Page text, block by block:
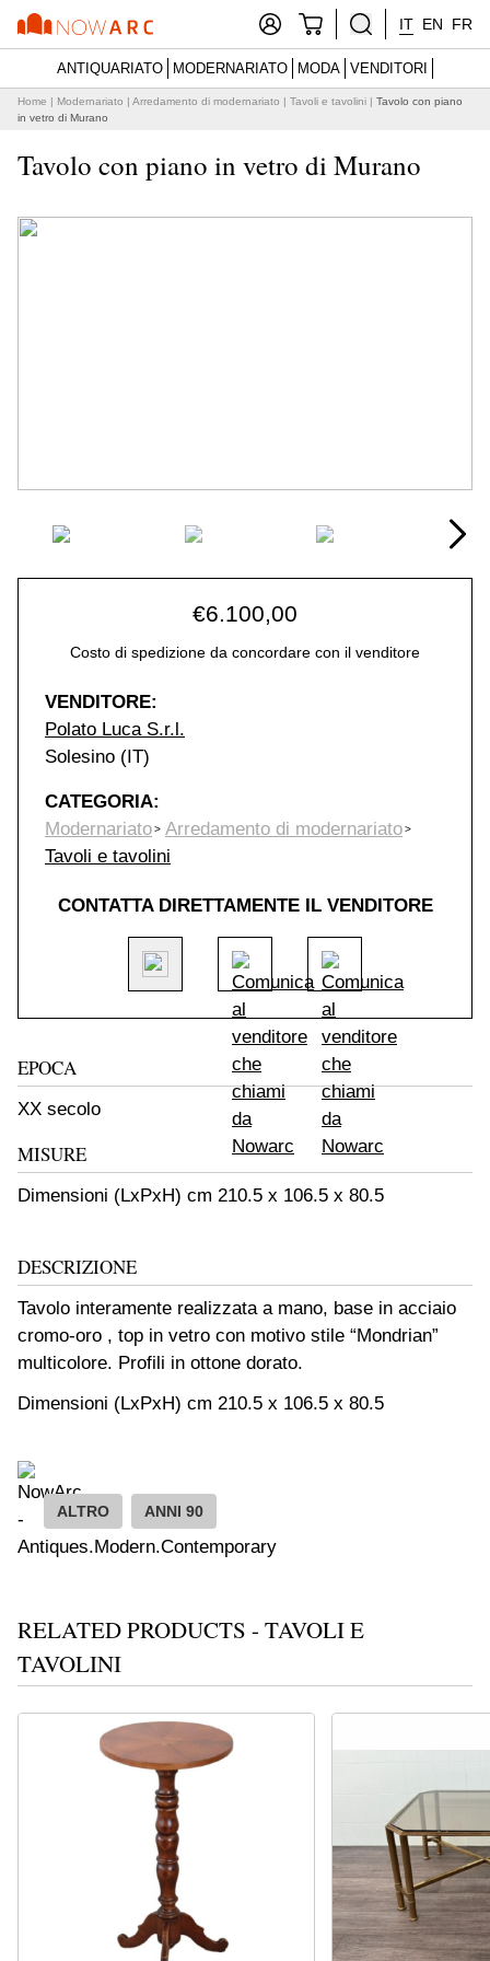
IT EN FR
ANTIQUARIATO MODERNARIATO MODA VENDITORI
Home | Modernariato | Arredamento di modernariato | Tavoli e tavolini | Tavolo con piano
in vetro di Murano
Tavolo con piano in vetro di Murano
€6.100,00
Costo di spedizione da concordare con il venditore
VENDITORE:
Polato Luca S.r.l.
Solesino (IT)
CATEGORIA:
Modernariato
Arredamento di modernariato
Tavoli e tavolini
CONTATTA DIRETTAMENTE IL VENDITORE
EPOCA
XX secolo
MISURE
Dimensioni (LxPxH) cm 210.5 x 106.5 x 80.5
DESCRIZIONE
Tavolo interamente realizzata a mano, base in acciaio
cromo-oro , top in vetro con motivo stile “Mondrian”
multicolore. Profili in ottone dorato.
Dimensioni (LxPxH) cm 210.5 x 106.5 x 80.5
ALTRO ANNI 90
RELATED PRODUCTS - TAVOLI E
TAVOLINI